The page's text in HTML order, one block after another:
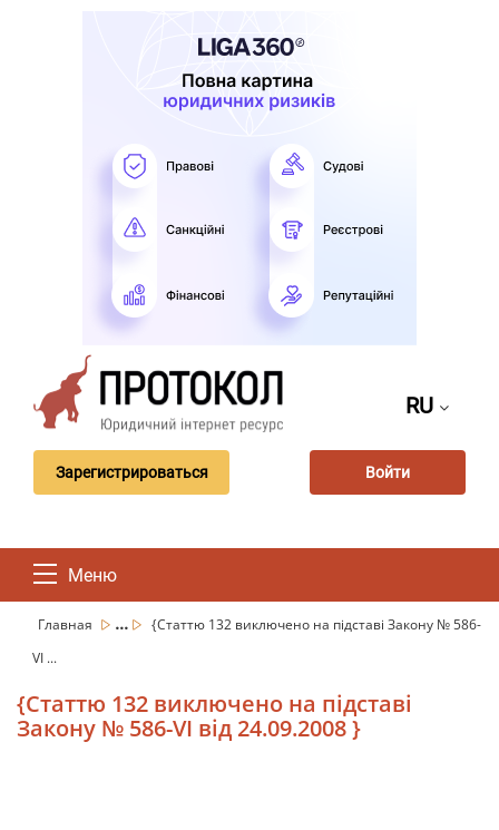
RU
Зарегистрироваться Войти
Меню
Главная ...
{Статтю 132 виключено на підставі Закону № 586-
VI ...
{Статтю 132 виключено на підставі
Закону № 586-VI від 24.09.2008 }